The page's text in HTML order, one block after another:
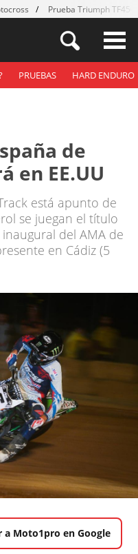
Prueba Triumph
PRUEBAS HARD ENDURO
de
en EE.UU
está apunto de
se juegan el título
del AMA de
en Cádiz (5
a Moto1pro en Google